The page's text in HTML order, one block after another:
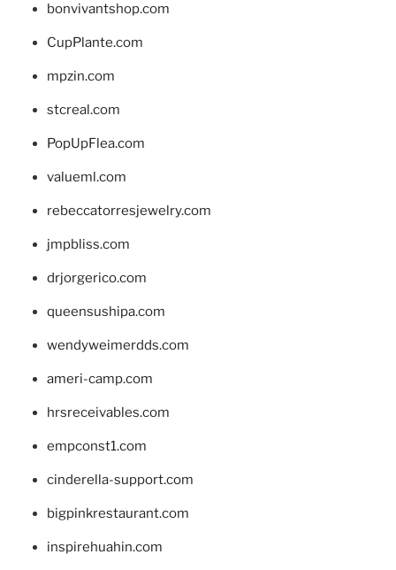
bonvivantshop.com
CupPlante.com
mpzin.com
stcreal.com
PopUpFlea.com
valueml.com
rebeccatorresjewelry.com
jmpbliss.com
drjorgerico.com
queensushipa.com
wendyweimerdds.com
ameri-camp.com
hrsreceivables.com
empconst1.com
cinderella-support.com
bigpinkrestaurant.com
inspirehuahin.com